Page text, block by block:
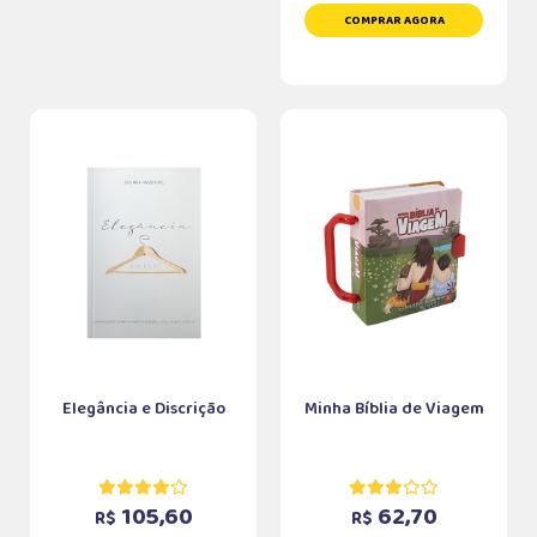
COMPRAR AGORA
Elegância e Discrição
R$ 105,60
Minha Bíblia de Viagem
R$ 62,70